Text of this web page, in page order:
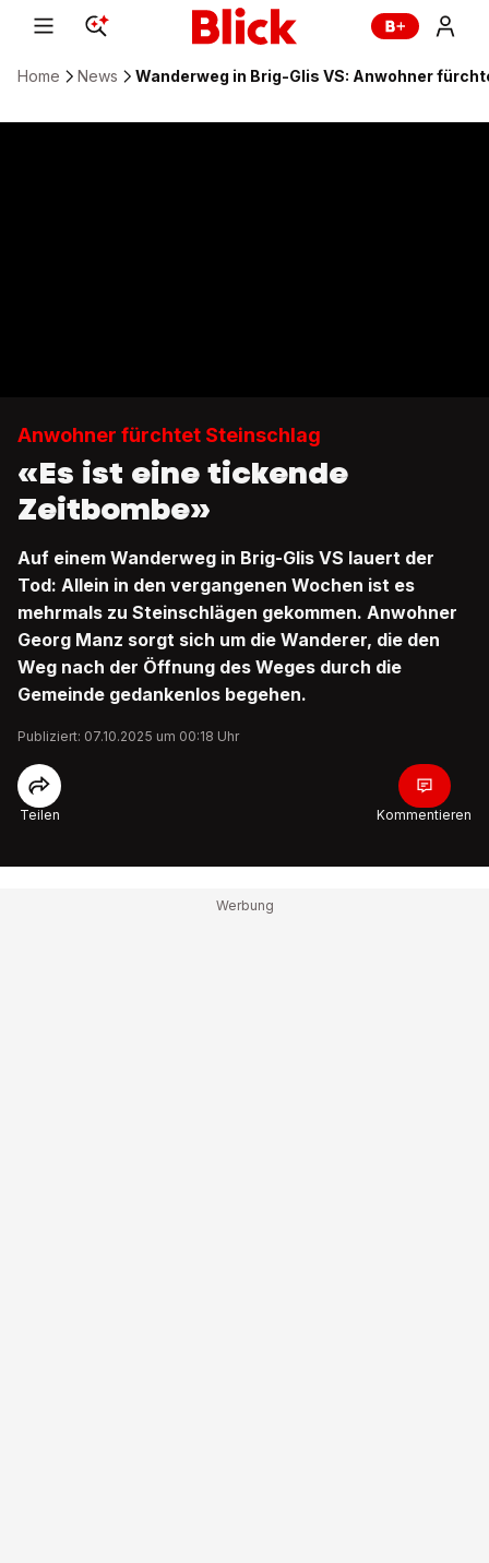
Home News Wanderweg in Brig-Glis VS: Anwohner
Anwohner fürchtet Steinschlag
«Es ist eine tickende
Zeitbombe»
Auf einem Wanderweg in Brig-Glis VS lauert der
Tod: Allein in den vergangenen Wochen ist es
mehrmals zu Steinschlägen gekommen. Anwohner
Georg Manz sorgt sich um die Wanderer, die den
Weg nach der Öffnung des Weges durch die
Gemeinde gedankenlos begehen.
Publiziert: 07.10.2025 um 00:18 Uhr
Teilen Kommentieren